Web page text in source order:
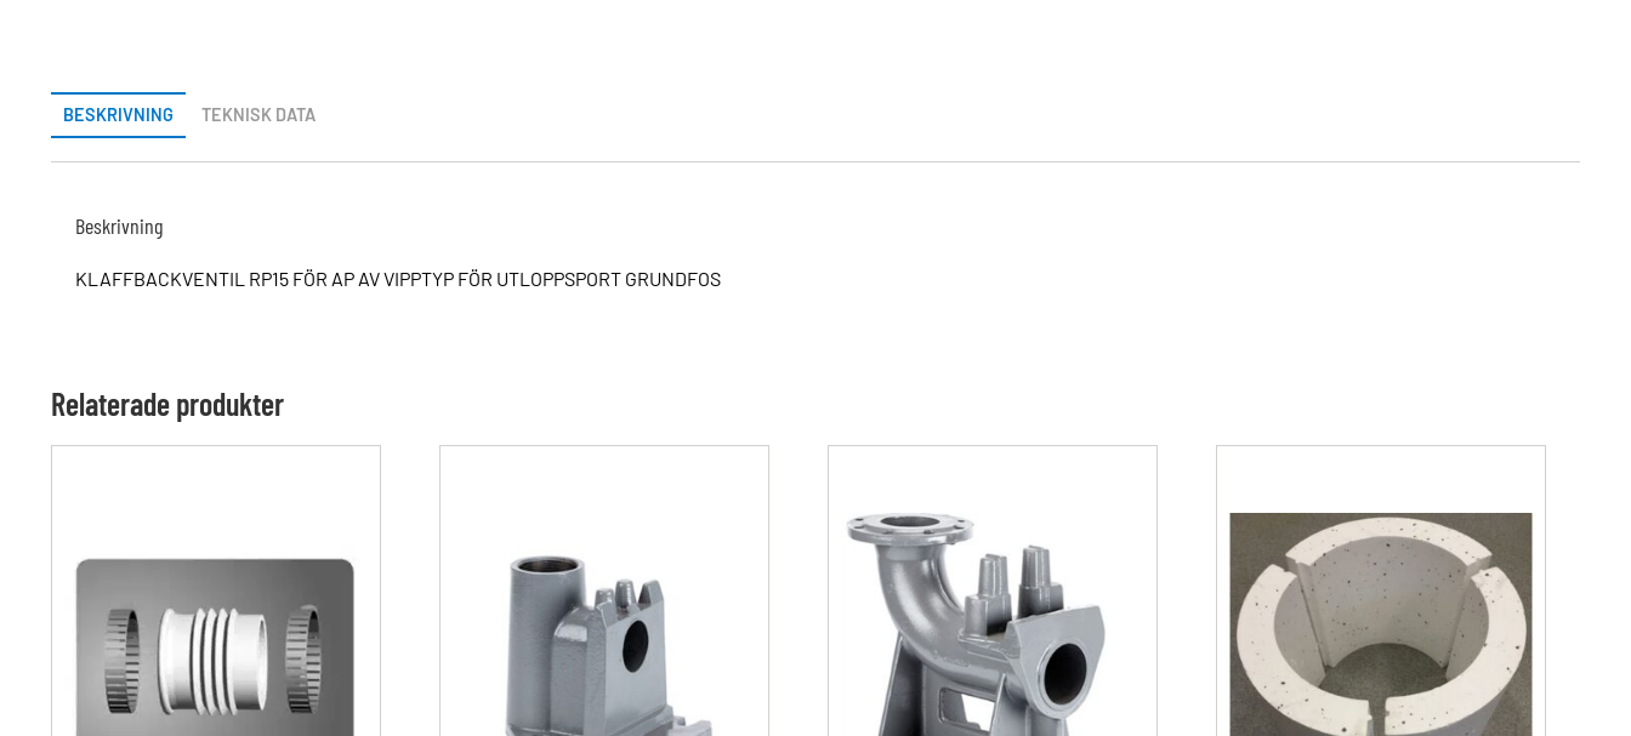
BESKRIVNING TEKNISK DATA
Beskrivning
KLAFFBACKVENTIL RP15 FÖR AP AV VIPPTYP FÖR UTLOPPSPORT GRUNDFOS
Relaterade produkter